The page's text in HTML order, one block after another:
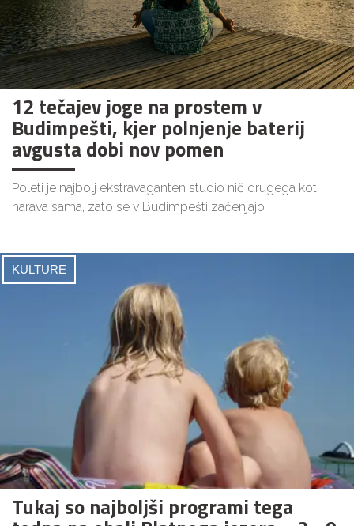
12 tečajev joge na prostem v
Budimpešti, kjer polnjenje baterij
avgusta dobi nov pomen
Poleti je najbolj ekstravaganten studio nič drugega kot
narava sama, zato se v Budimpešti začenjajo
KULTURE
Tukaj so najboljši programi tega